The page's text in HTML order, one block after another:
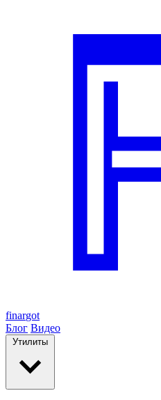
finargot
Блог Видео
Утилиты